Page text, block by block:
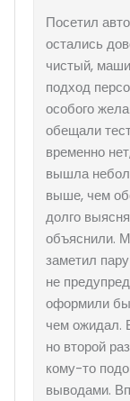
Посетил
остались
чистый,
подход
особого
обещали
временно
вышла
выше, чем
долго
объяснили.
заметил
не
оформили
чем ожидал.
но второй
кому-то
выводами.